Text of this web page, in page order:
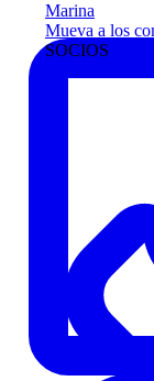
Marina
Mueva a los
SOCIOS